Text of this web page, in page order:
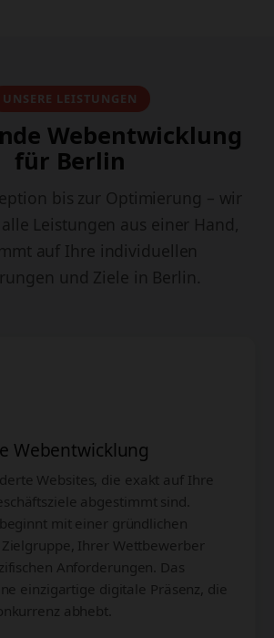
UNSERE LEISTUNGEN
Webentwicklung
für Berlin
bis zur Optimierung – wir
Leistungen aus einer Hand,
auf Ihre individuellen
und Ziele in Berlin.
Webentwicklung
Websites, die exakt auf Ihre
abgestimmt sind.
beginnt mit einer gründlichen
Ihrer Wettbewerber
Anforderungen. Das
einzigartige digitale Präsenz, die
abhebt.